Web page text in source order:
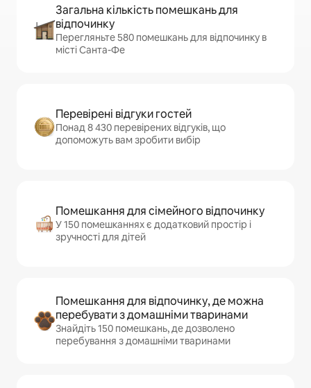
Загальна кількість помешкань для
відпочинку
Перегляньте 580 помешкань для відпочинку в
місті Санта-Фе
Перевірені відгуки гостей
Понад 8 430 перевірених відгуків, що
допоможуть вам зробити вибір
Помешкання для сімейного відпочинку
У 150 помешканнях є додатковий простір і
зручності для дітей
Помешкання для відпочинку, де можна
перебувати з домашніми тваринами
Знайдіть 150 помешкань, де дозволено
перебування з домашніми тваринами